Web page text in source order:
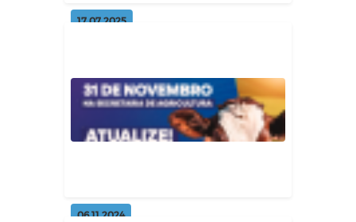
17.07.2025
Foram mais de 300 cortes de
terra na zona rural
06.11.2024